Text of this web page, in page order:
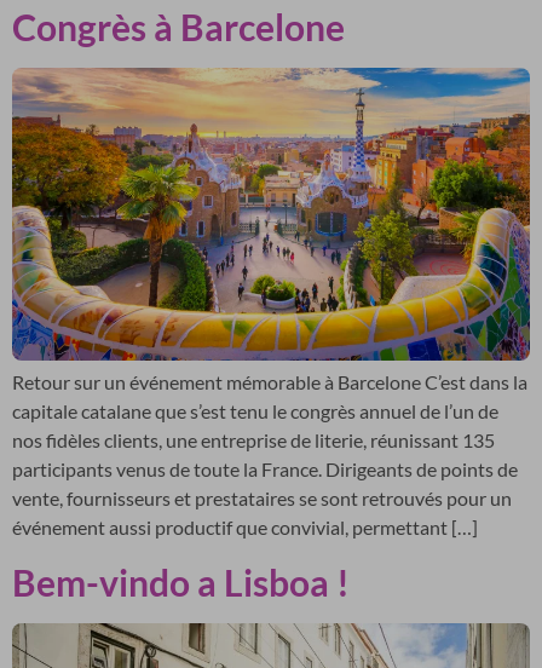
Congrès à Barcelone
Retour sur un événement mémorable à Barcelone C’est dans la
capitale catalane que s’est tenu le congrès annuel de l’un de
nos fidèles clients, une entreprise de literie, réunissant 135
participants venus de toute la France. Dirigeants de points de
vente, fournisseurs et prestataires se sont retrouvés pour un
événement aussi productif que convivial, permettant […]
Bem-vindo a Lisboa !